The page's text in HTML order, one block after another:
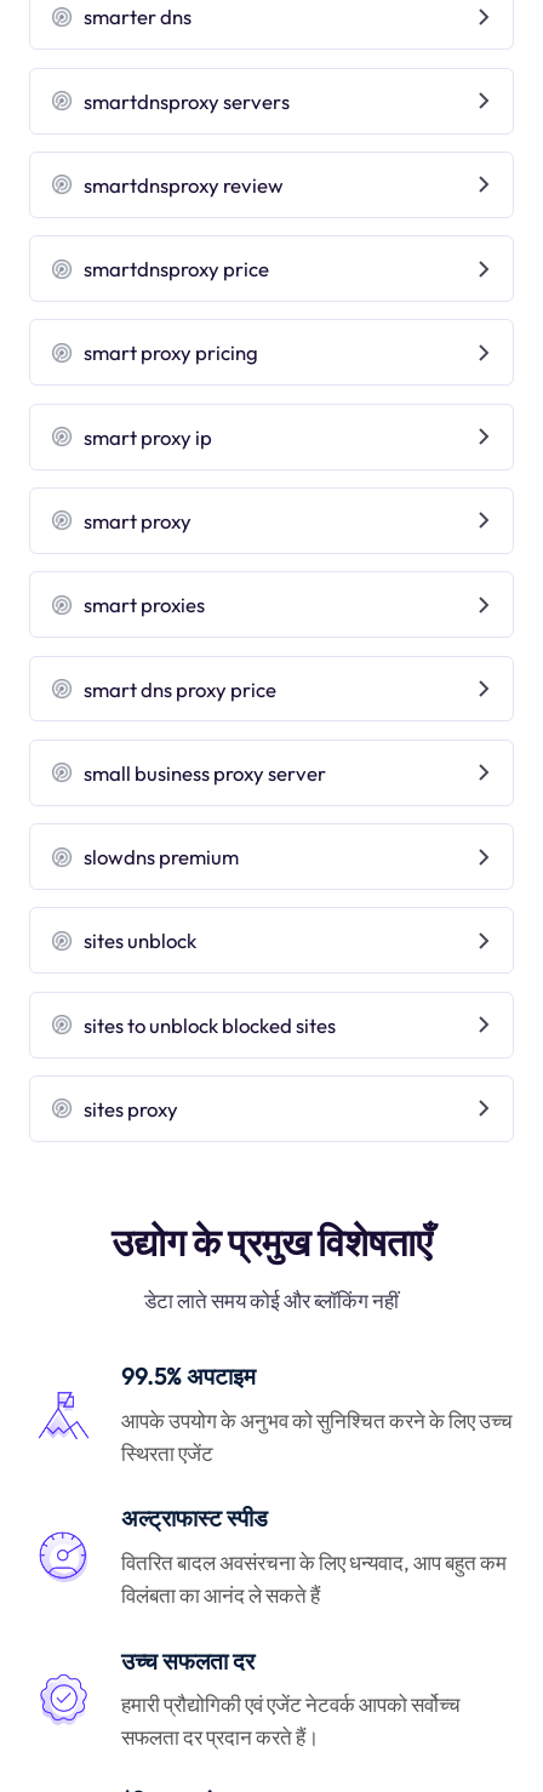
smarter dns
smartdnsproxy servers
smartdnsproxy review
smartdnsproxy price
smart proxy pricing
smart proxy ip
smart proxy
smart proxies
smart dns proxy price
small business proxy server
slowdns premium
sites unblock
sites to unblock blocked sites
sites proxy
उद्योग के प्रमुख विशेषताएँ
डेटा लाते समय कोई और ब्लॉकिंग नहीं
99.5% अपटाइम
आपके उपयोग के अनुभव को सुनिश्चित करने के लिए उच्च
स्थिरता एजेंट
अल्ट्राफास्ट स्पीड
वितरित बादल अवसंरचना के लिए धन्यवाद, आप बहुत कम
विलंबता का आनंद ले सकते हैं
उच्च सफलता दर
हमारी प्रौद्योगिकी एवं एजेंट नेटवर्क आपको सर्वोच्च
सफलता दर प्रदान करते हैं।